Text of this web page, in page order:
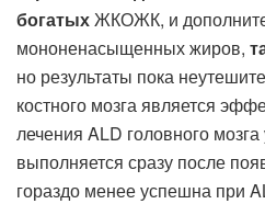
богатыхЖКОЖК, и
мононенасыщенных жиров,
но результаты пока
костного мозга является
лечения ALD головного
выполняется сразу после
гораздо менее успешна при